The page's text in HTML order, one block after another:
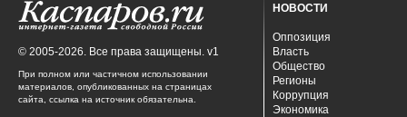
© 2005-2026. Все права защищены. v1
При полном или частичном использовании
материалов, опубликованных на страницах
сайта, ссылка на источник обязательна.
НОВОСТИ
Оппозиция
Власть
Общество
Регионы
Коррупция
Экономика